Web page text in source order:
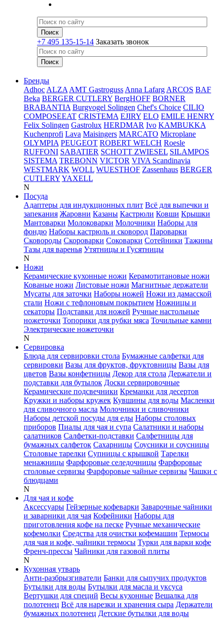
+7 495 135-15-14 Заказать звонок
Бренды
Adhoc ALZA AMT Gastroguss Anna Lafarg ARCOS BAF
Beka BERGER CUTLERY BergHOFF BORNER
BRABANTIA Burgvogel Solingen Chef's Choice CILIO
COMPOSEEAT CRISTEMA EJIRY ELO EMILE HENRY
Felix Solingen Gastrolux HERDMAR Ivo KAMBUKKA
Kuchenprofi Lava Maisingers MARCATO Microplane
OLYMPIA PEUGEOT ROBERT WELCH Roesle
RUFFONI SABATIER SCHOTT ZWIESEL SILAMPOS
SISTEMA TREBONN VICTOR VIVA Scandinavia
WESTMARK WOLL WUESTHOF Zassenhaus BERGER
CUTLERYYAXELL
N
Посуда
Адаптеры для индукционных плит Всё для выпечки и
запекания Жаровни Казаны Кастрюли Ковши Крышки
Мантоварки Молоковарки Молочники Наборы для
фондю Наборы кастрюль и сковород Пароварки
Сковороды Скороварки Соковарки Сотейники Тажины
Тазы для варенья Утятницы и Гусятницы
N
Ножи
Керамические кухонные ножи Керамотитановые ножи
Кованые ножи Листовые ножи Магнитные держатели
Мусаты для заточки Наборы ножей Ножи из дамасской
стали Ножи с тефлоновым покрытием Ножницы и
секаторы Подставки для ножей Ручные настольные
ножеточки Топорики для рубки мяса Точильные камни
Электрические ножеточки
N
Сервировка
Блюда для сервировки стола Бумажные салфетки для
сервировки Вазы для фруктов, фруктовницы Вазы для
цветов Вазы конфетницы Декор для стола Держатели и
подставки для бутылок Доски сервировочные
Керамические подсвечники Креманки для десертов
Кружки и наборы кружек Кувшины для воды Масленки
для сливочного масла Молочники и сливочники
Наборы детской посуды для еды Наборы столовых
приборов Пиалы для чая и супа Салатники и наборы
салатников Салфетки-подставки Салфетницы для
бумажных салфеток Сахарницы Соусники и соусницы
Столовые тарелки Супницы с крышкой Тарелки
менажницы Фарфоровые селедочницы Фарфоровые
столовые сервизы Фарфоровые чайные сервизы Чашки с
блюдцами
N
Для чая и кофе
Аксессуары Гейзерные кофеварки Заварочные чайники
и заварники для чая Кофейники Наборы для
приготовления кофе на песке Ручные механические
кофемолки Средства для очистки кофемашин Термосы
для чая и кофе, чайники термосы Турки для варки кофе
Френч-прессы Чайники для газовой плиты
N
Кухонная утварь
Анти-разбрызгиватели Банки для сыпучих продуктов
Бутылки для воды Бутылки для масла и уксуса
Вертушки для специй Весы кухонные Вешалка для
полотенец Всё для нарезки и хранения сыра Держатели
бумажных полотенец Детские бутылки для воды